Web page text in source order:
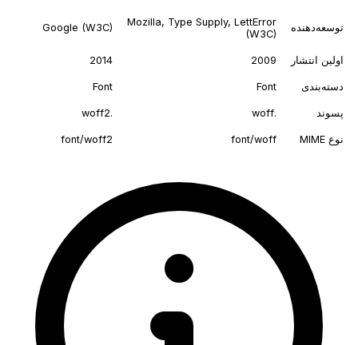
توسعه‌دهنده
Mozilla, Type Supply, LettError
(W3C)
Google (W3C)
اولین انتشار 2009
2014
دسته‌بندی Font
Font
پسوند .woff
.woff2
نوع MIME font/woff
font/woff2